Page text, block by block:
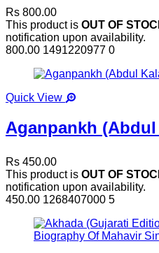
Rs 800.00
This product is OUT OF
notification upon availability.
800.00 1491220977 0
Quick View
Aganpankh (Abdul
Rs 450.00
This product is OUT OF
notification upon availability.
450.00 1268407000 5